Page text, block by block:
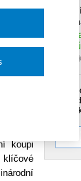
dnů
Co
koupi